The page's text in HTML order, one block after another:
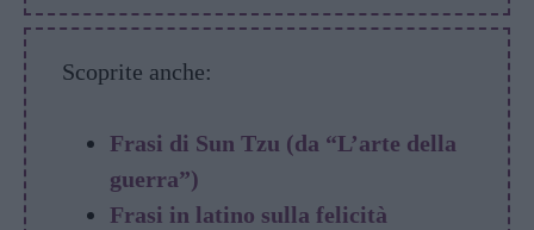
Scoprite anche:
Frasi di Sun Tzu (da “L’arte della
guerra”)
Frasi in latino sulla felicità